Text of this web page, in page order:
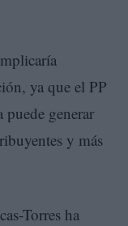
ya que el PP
puede generar
y más
Torres ha